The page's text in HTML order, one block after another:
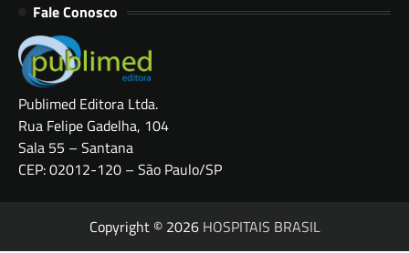
Fale Conosco
Publimed Editora Ltda.
Rua Felipe Gadelha, 104
Sala 55 – Santana
CEP: 02012-120 – São Paulo/SP
Copyright © 2026 HOSPITAIS BRASIL